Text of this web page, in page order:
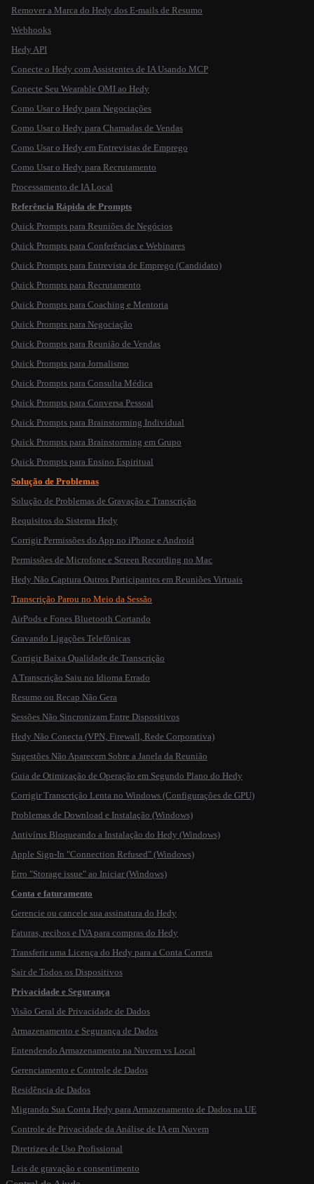
Remover a Marca do Hedy dos E-mails de Resumo
Webhooks
Hedy API
Conecte o Hedy com Assistentes de IA Usando MCP
Conecte Seu Wearable OMI ao Hedy
Como Usar o Hedy para Negociações
Como Usar o Hedy para Chamadas de Vendas
Como Usar o Hedy em Entrevistas de Emprego
Como Usar o Hedy para Recrutamento
Processamento de IA Local
Referência Rápida de Prompts
Quick Prompts para Reuniões de Negócios
Quick Prompts para Conferências e Webinares
Quick Prompts para Entrevista de Emprego (Candidato)
Quick Prompts para Recrutamento
Quick Prompts para Coaching e Mentoria
Quick Prompts para Negociação
Quick Prompts para Reunião de Vendas
Quick Prompts para Jornalismo
Quick Prompts para Consulta Médica
Quick Prompts para Conversa Pessoal
Quick Prompts para Brainstorming Individual
Quick Prompts para Brainstorming em Grupo
Quick Prompts para Ensino Espiritual
Solução de Problemas
Solução de Problemas de Gravação e Transcrição
Requisitos do Sistema Hedy
Corrigir Permissões do App no iPhone e Android
Permissões de Microfone e Screen Recording no Mac
Hedy Não Captura Outros Participantes em Reuniões Virtuais
Transcrição Parou no Meio da Sessão
AirPods e Fones Bluetooth Cortando
Gravando Ligações Telefônicas
Corrigir Baixa Qualidade de Transcrição
A Transcrição Saiu no Idioma Errado
Resumo ou Recap Não Gera
Sessões Não Sincronizam Entre Dispositivos
Hedy Não Conecta (VPN, Firewall, Rede Corporativa)
Sugestões Não Aparecem Sobre a Janela da Reunião
Guia de Otimização de Operação em Segundo Plano do Hedy
Corrigir Transcrição Lenta no Windows (Configurações de GPU)
Problemas de Download e Instalação (Windows)
Antivírus Bloqueando a Instalação do Hedy (Windows)
Apple Sign-In "Connection Refused" (Windows)
Erro "Storage issue" ao Iniciar (Windows)
Conta e faturamento
Gerencie ou cancele sua assinatura do Hedy
Faturas, recibos e IVA para compras do Hedy
Transferir uma Licença do Hedy para a Conta Correta
Sair de Todos os Dispositivos
Privacidade e Segurança
Visão Geral de Privacidade de Dados
Armazenamento e Segurança de Dados
Entendendo Armazenamento na Nuvem vs Local
Gerenciamento e Controle de Dados
Residência de Dados
Migrando Sua Conta Hedy para Armazenamento de Dados na UE
Controle de Privacidade da Análise de IA em Nuvem
Diretrizes de Uso Profissional
Leis de gravação e consentimento